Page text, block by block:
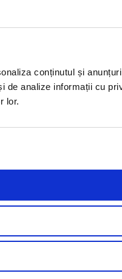
conținutul și
de analize informații cu
lor.